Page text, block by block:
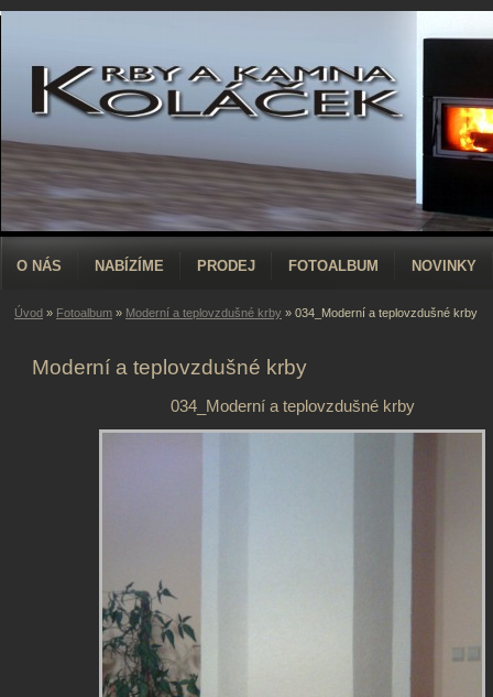
O NÁS NABÍZÍME PRODEJ FOTOALBUM NOVINKY
Úvod » Fotoalbum » Moderní a teplovzdušné krby » 034_Moderní a teplovzdušné krby
Moderní a teplovzdušné krby
034_Moderní a teplovzdušné krby